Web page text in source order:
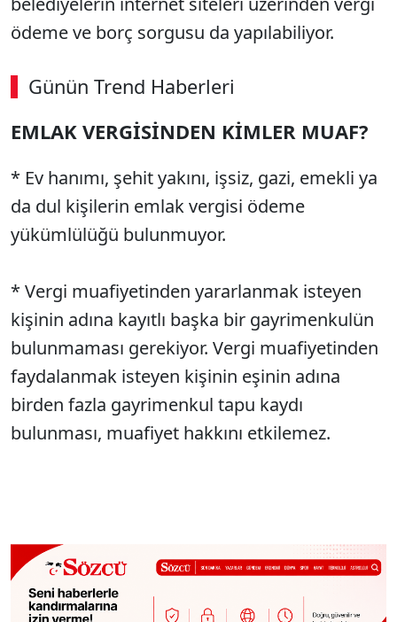
ödeme ve borç sorgusu da yapılabiliyor.
Günün Trend Haberleri
00:02 / 09:15
Sesi Aç
EMLAK VERGİSİNDEN KİMLER MUAF?
* Ev hanımı, şehit yakını, işsiz, gazi, emekli ya
da dul kişilerin emlak vergisi ödeme
yükümlülüğü bulunmuyor.
* Vergi muafiyetinden yararlanmak isteyen
kişinin adına kayıtlı başka bir gayrimenkulün
bulunmaması gerekiyor. Vergi muafiyetinden
faydalanmak isteyen kişinin eşinin adına
birden fazla gayrimenkul tapu kaydı
bulunması, muafiyet hakkını etkilemez.